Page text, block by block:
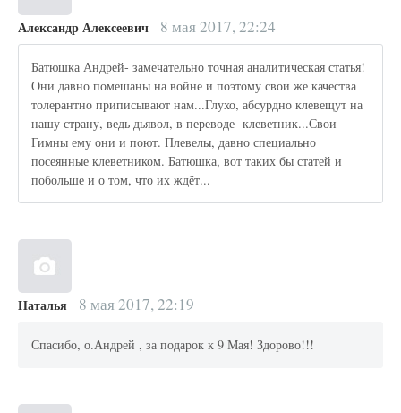
Александр Алексеевич 8 мая 2017, 22:24
Батюшка Андрей- замечательно точная аналитическая статья!
Они давно помешаны на войне и поэтому свои же качества
толерантно приписывают нам...Глухо, абсурдно клевещут на
нашу страну, ведь дьявол, в переводе- клеветник...Свои
Гимны ему они и поют. Плевелы, давно специально
посеянные клеветником. Батюшка, вот таких бы статей и
побольше и о том, что их ждёт...
Наталья 8 мая 2017, 22:19
Спасибо, о.Андрей , за подарок к 9 Мая! Здорово!!!